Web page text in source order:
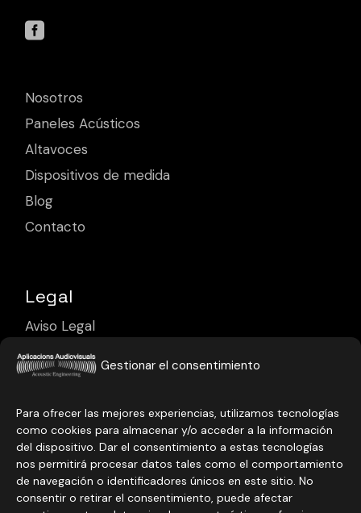
Gestionar el consentimiento
Para ofrecer las mejores experiencias, utilizamos tecnologías
como cookies para almacenar y/o acceder a la información
del dispositivo. Dar el consentimiento a estas tecnologías
nos permitirá procesar datos tales como el comportamiento
de navegación o identificadores únicos en este sitio. No
consentir o retirar el consentimiento, puede afectar
Nosotros
Paneles Acústicos
Altavoces
Dispositivos de medida
Blog
Contacto
Legal
Aviso Legal
Política de Privacidad
Política de Cookies